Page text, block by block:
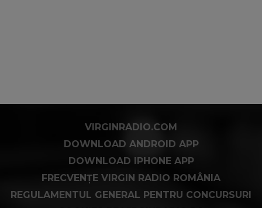
VIRGINRADIO.COM
DOWNLOAD ANDROID APP
DOWNLOAD IPHONE APP
FRECVENȚE VIRGIN RADIO ROMÂNIA
REGULAMENTUL GENERAL PENTRU CONCURSURI